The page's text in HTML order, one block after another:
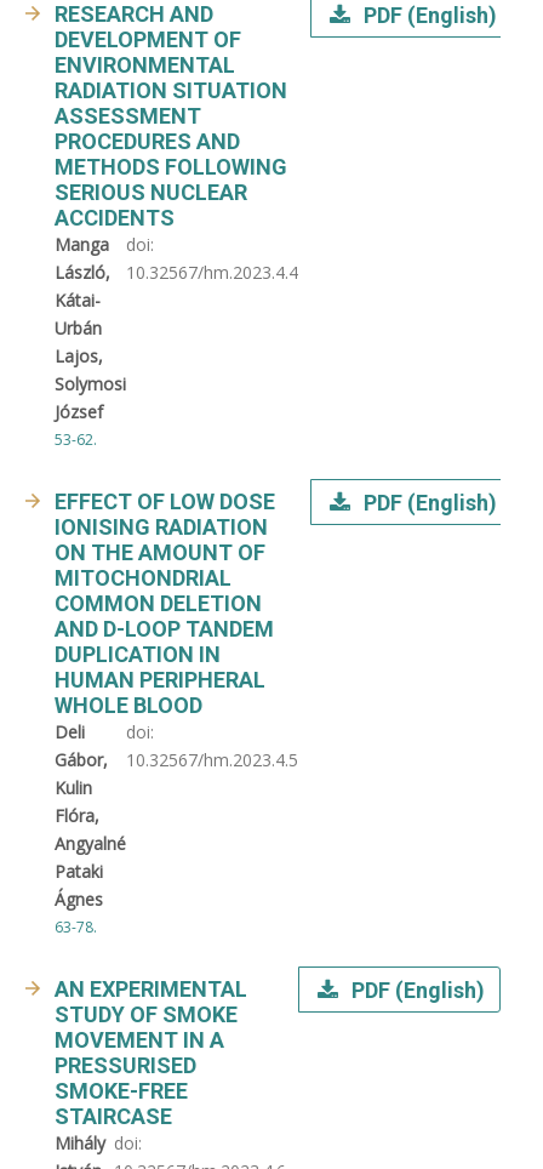
RESEARCH AND
DEVELOPMENT OF
ENVIRONMENTAL
RADIATION SITUATION
ASSESSMENT
PROCEDURES AND
METHODS FOLLOWING
SERIOUS NUCLEAR
ACCIDENTS
Manga
László,
Kátai-
Urbán
Lajos,
Solymosi
József
doi:
10.32567/hm.2023.4.4
53-62.
PDF (English)
EFFECT OF LOW DOSE
IONISING RADIATION
ON THE AMOUNT OF
MITOCHONDRIAL
COMMON DELETION
AND D-LOOP TANDEM
DUPLICATION IN
HUMAN PERIPHERAL
WHOLE BLOOD
Deli
Gábor,
Kulin
Flóra,
Angyalné
Pataki
Ágnes
doi:
10.32567/hm.2023.4.5
63-78.
PDF (English)
AN EXPERIMENTAL
STUDY OF SMOKE
MOVEMENT IN A
PRESSURISED
SMOKE-FREE
STAIRCASE
Mihály doi:
PDF (English)